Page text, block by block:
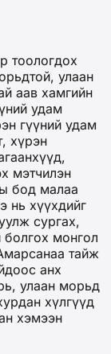
тоологдох
улаан
аав хамгийн
удам
гүүний удам
хүрэн
мэтчилэн
бод малаа
нь хүүхдийг
сургах,
болгох монгол
тайж
анх
улаан морьд
хүлгүүд
хэмээн